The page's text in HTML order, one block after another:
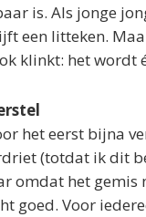
is. Als jonge
een litteken.
klinkt: het wordt
het eerst bijna
(totdat ik dit
omdat het
goed. Voor